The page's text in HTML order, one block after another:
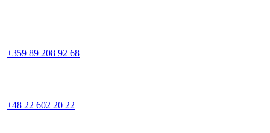
+359 89 208 92 68
+48 22 602 20 22